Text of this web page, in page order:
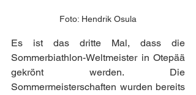
Foto: Hendrik Osula
Es ist das dritte Mal, dass die
Sommerbiathlon-Weltmeister in Otepää
gekrönt werden. Die
Sommermeisterschaften wurden bereits